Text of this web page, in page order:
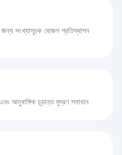
জন্য সংখ্যাসূচক বেজেল প্রতিস্থাপন
আনুষাঙ্গিক চূড়ান্ত মুদ্রণ সমাধান
থেকে verious গ্রাফিক্স কার্ড. যদি